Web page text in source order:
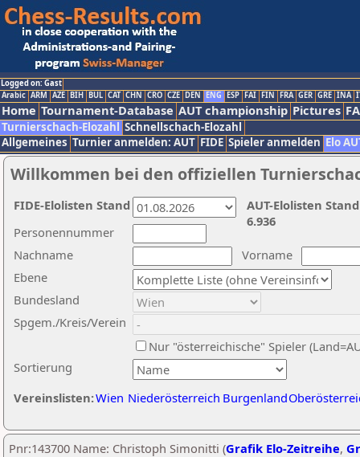
Logged on: Gast
Arabic ARM AZE BIH BUL CAT CHN CRO CZE DEN ENG ESP FAI FIN FRA GER GRE INA
Home Tournament-Database AUT championship Pictures
Turnierschach-Elozahl Schnellschach-Elozahl
Allgemeines Turnier anmelden: AUT FIDE Spieler anmelden Elo
Willkommen bei den offiziellen
Nachname
Vorname
Ebene
Sortierung
Personennummer
Bundesland
Spgem./Kreis/Verein
Nur "österreichische" Spieler
Vereinslisten:Wien Niederösterreich Burgenland
AUT-Elolisten
6.936
FIDE-Elolisten Stand
Pnr:143700 Name: Christoph Simonitti (Grafik Elo-Zeitreihe,